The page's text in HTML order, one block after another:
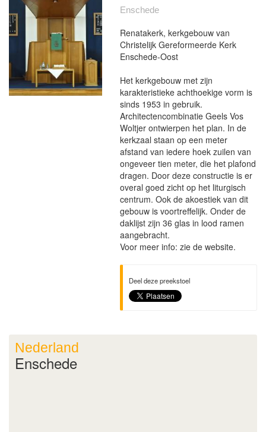
Enschede
Renatakerk, kerkgebouw van
Christelijk Gereformeerde Kerk
Enschede-Oost
Het kerkgebouw met zijn
karakteristieke achthoekige vorm is
sinds 1953 in gebruik.
Architectencombinatie Geels Vos
Woltjer ontwierpen het plan. In de
kerkzaal staan op een meter
afstand van iedere hoek zuilen van
ongeveer tien meter, die het plafond
dragen. Door deze constructie is er
overal goed zicht op het liturgisch
centrum. Ook de akoestiek van dit
gebouw is voortreffelijk. Onder de
daklijst zijn 36 glas in lood ramen
aangebracht.
Voor meer info: zie de website.
Deel deze preekstoel
Nederland
Enschede